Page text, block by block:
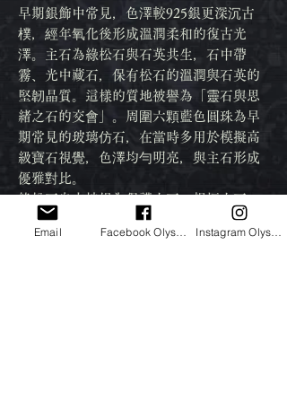
早期銀飾中常見，色澤較925銀更深沉古
樸，經年氧化後形成溫潤柔和的復古光
澤。主石為綠松石與石英共生，石中帶
霧、光中藏石，保有松石的溫潤與石英的
堅韌晶質。這樣的質地被譽為「靈石與思
緒之石的交會」。周圍六顆藍色圓珠為早
期常見的玻璃仿石，在當時多用於模擬高
級寶石視覺，色澤均勻明亮，與主石形成
優雅對比。
綠松石自古被視為保護之石、祝福之石，
代表溝通、直覺與身心靈的連結。與石英
共生更增添其穩定能量場的特性，據信能
Email